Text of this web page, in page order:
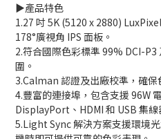
▶️產品特色
1.27 吋 5K (5120 x 2880)
178°廣視角 IPS 面板。
2.符合國際色彩標準 99% DCI-
圍。
3.Calman 認證及出廠校準，確保
4.豐富的連接埠，包含支援 96W
DisplayPort、HDMI 和 USB 集線
5.Light Sync 解決方案支援環境